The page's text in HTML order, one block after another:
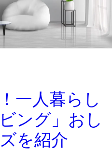
一人暮らし
ング」おし
を紹介